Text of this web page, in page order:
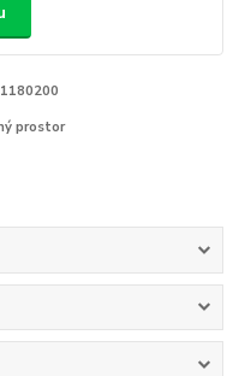
prostor